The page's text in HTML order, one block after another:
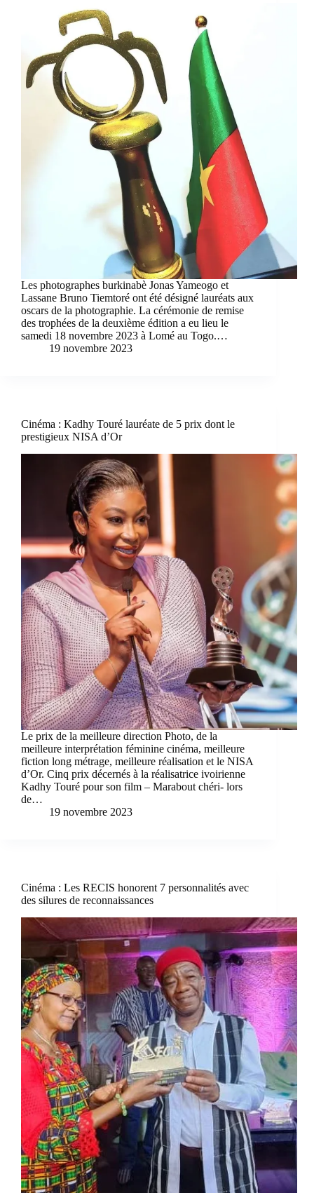
Les photographes burkinabè Jonas Yameogo et
Lassane Bruno Tiemtoré ont été désigné lauréats aux
oscars de la photographie. La cérémonie de remise
des trophées de la deuxième édition a eu lieu le
samedi 18 novembre 2023 à Lomé au Togo.…
19 novembre 2023
Cinéma : Kadhy Touré lauréate de 5 prix dont le
prestigieux NISA d’Or
Le prix de la meilleure direction Photo, de la
meilleure interprétation féminine cinéma, meilleure
fiction long métrage, meilleure réalisation et le NISA
d’Or. Cinq prix décernés à la réalisatrice ivoirienne
Kadhy Touré pour son film – Marabout chéri- lors
de…
19 novembre 2023
Cinéma : Les RECIS honorent 7 personnalités avec
des silures de reconnaissances